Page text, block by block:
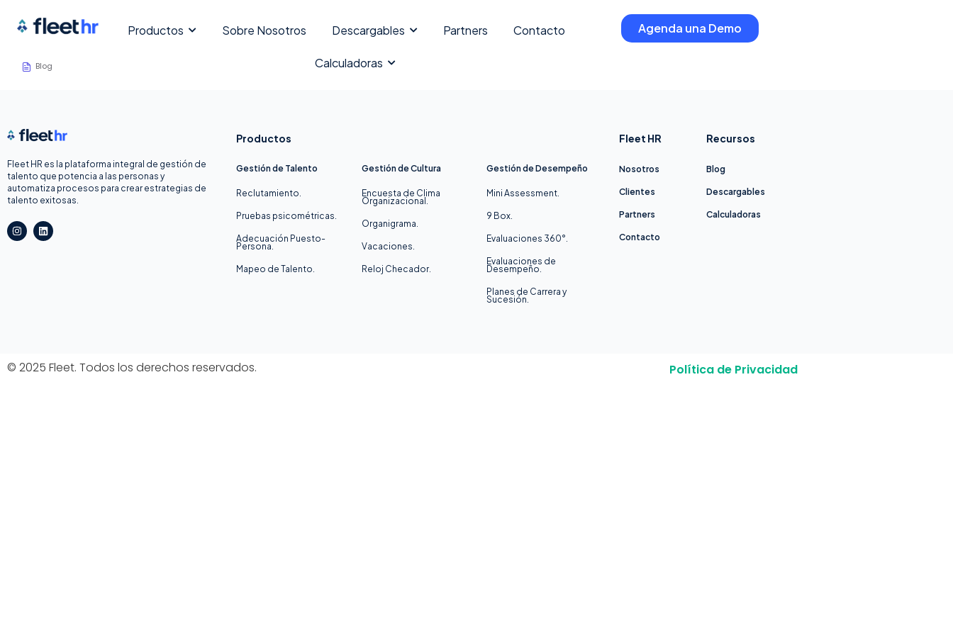
Productos Sobre Nosotros Descargables Partners Contacto
Calculadoras
Agenda una Demo
Blog
Fleet HR es la plataforma integral de gestión de
talento que potencia a las personas y
automatiza procesos para crear estrategias de
talento exitosas.
I
n
s
L
i
n
Productos
Gestión de Talento
Reclutamiento.
Pruebas psicométricas.
Adecuación Puesto-
Persona.
Mapeo de Talento.
Gestión de Cultura
Encuesta de Clima
Organizacional.
Organigrama.
Vacaciones.
Reloj Checador.
Gestión de Desempeño
Mini Assessment.
9 Box.
Evaluaciones 360°.
Evaluaciones de
Desempeño.
Planes de Carrera y
Sucesión.
Fleet HR
Nosotros
Clientes
Partners
Contacto
Recursos
Blog
Descargables
Calculadoras
© 2025 Fleet. Todos los derechos reservados. Política de Privacidad